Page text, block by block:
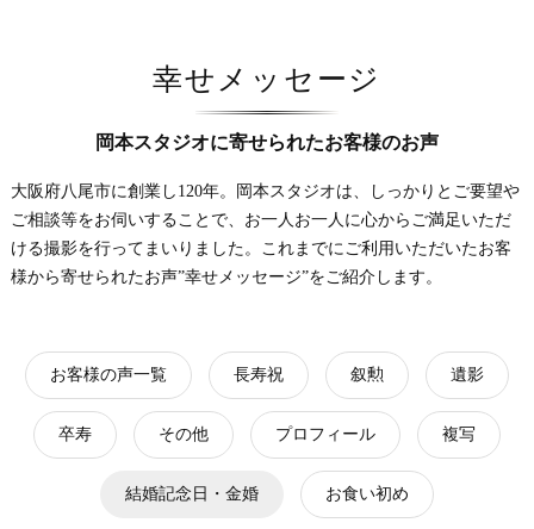
幸せメッセージ
岡本スタジオに寄せられたお客様のお声
大阪府八尾市に創業し120年。岡本スタジオは、しっかりとご要望や
ご相談等をお伺いすることで、お一人お一人に心からご満足いただ
ける撮影を行ってまいりました。これまでにご利用いただいたお客
様から寄せられたお声”幸せメッセージ”をご紹介します。
お客様の声一覧 長寿祝 叙勲 遺影
卒寿 その他 プロフィール 複写
結婚記念日・金婚 お食い初め